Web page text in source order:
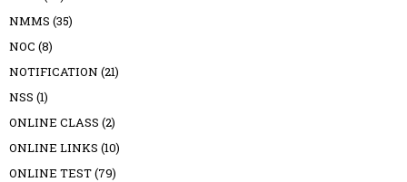
NMMS (35)
NOC (8)
NOTIFICATION (21)
NSS (1)
ONLINE CLASS (2)
ONLINE LINKS (10)
ONLINE TEST(79)